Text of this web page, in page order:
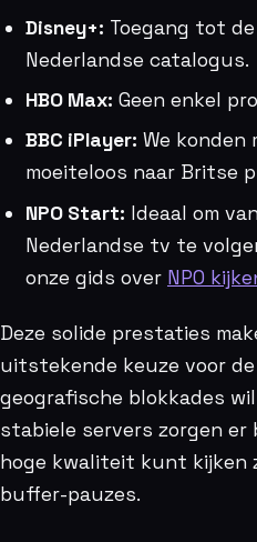
Disney+: Toegang tot
Nederlandse catalogus.
HBO Max: Geen enkel
BBC iPlayer: We konden
moeiteloos naar Britse
NPO Start: Ideaal om
Nederlandse tv te
onze gids over NPO
Deze solide prestaties
uitstekende keuze voor
geografische blokkades
stabiele servers zorgen er
hoge kwaliteit kunt kijken
buffer-pauzes.